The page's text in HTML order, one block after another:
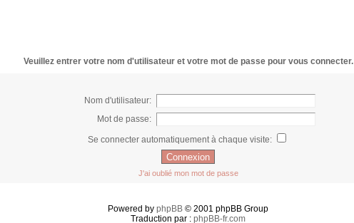
Veuillez entrer votre nom d'utilisateur et votre mot de passe pour vous connecter.
Nom d'utilisateur:
Mot de passe:
Se connecter automatiquement à chaque visite:
J'ai oublié mon mot de passe
Powered by phpBB © 2001 phpBB Group
Traduction par : phpBB-fr.com